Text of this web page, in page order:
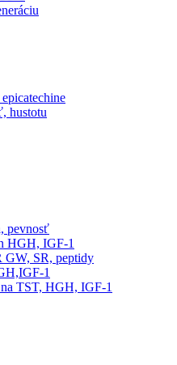
hustotu
pevnosť
HGH, IGF-1
GW, SR, peptidy
1
TST, HGH, IGF-1